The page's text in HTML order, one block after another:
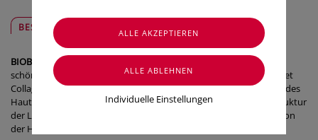
BESCHREIBUNG
BIOBENE® Collagen Complex
wurde von Experten für strahlend
schöne Haut entwickelt. Das Nahrungsergänzungsmittel beinhaltet
Collagen Peptide, die nachweislich für ein beneidenswert strahlendes
Hautbild sorgen: Sie reduzieren die Faltenbildung, stärken die Struktur
der Lederhaut (Dermis) und verbessern die natürliche Regeneration
der Hautstruktur.
Individuelle Einstellungen